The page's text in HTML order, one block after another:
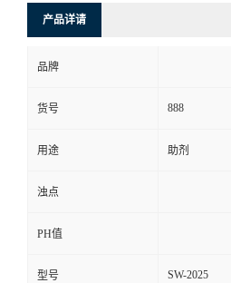
产品详请
品牌
货号 888
用途 助剂
浊点
PH值
型号 SW-2025